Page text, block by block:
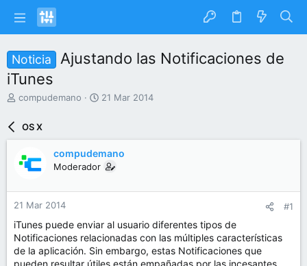
Noticia
Ajustando las Notificaciones de
iTunes
I
a
r
d
e
l
t
e
compudemano
F
d
e
n
o
21 Mar 2014
OS X
compudemano
Moderador
21 Mar 2014 #1
iTunes puede enviar al usuario diferentes tipos de
Notificaciones relacionadas con las múltiples características
de la aplicación. Sin embargo, estas Notificaciones que
pueden resultar útiles están empañadas por las incesantes